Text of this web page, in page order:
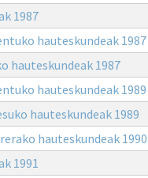
1987
hauteskundeak 1987
hauteskundeak 1987
hauteskundeak 1989
hauteskundeak 1989
hauteskundeak 1990
1991